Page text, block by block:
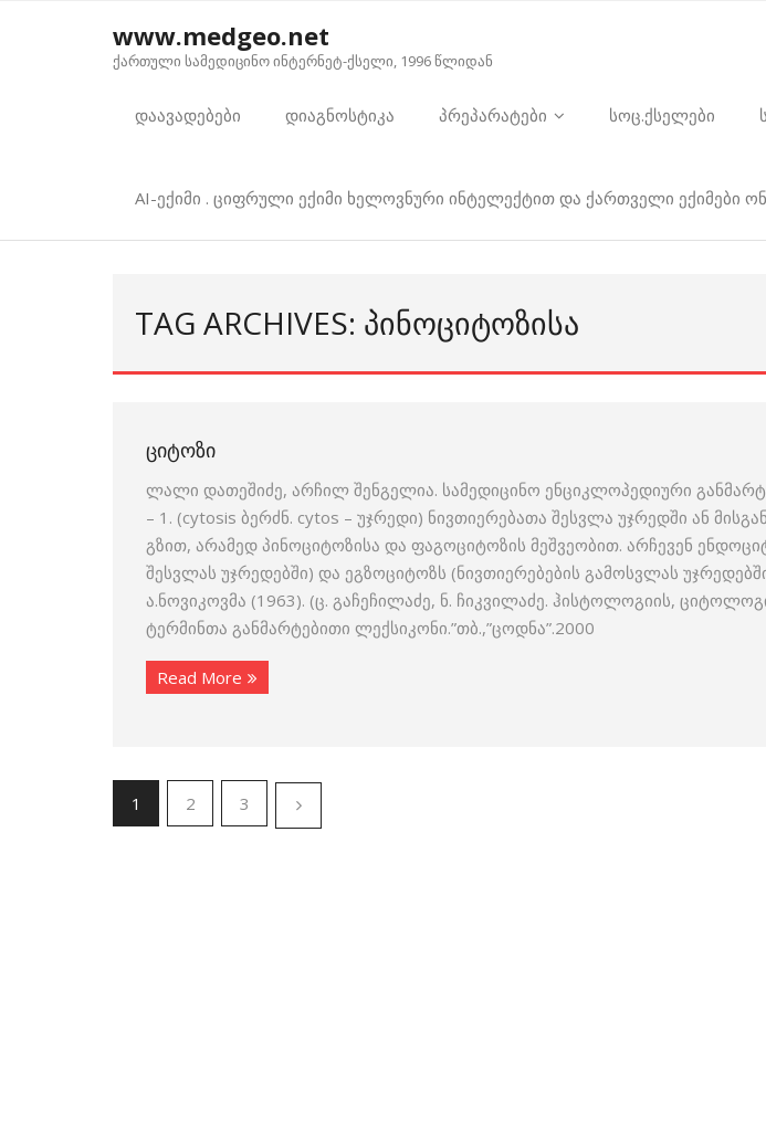
www.medgeo.net
ქართული სამედიცინო ინტერნეტ-ქსელი, 1996 წლიდან
დაავადებები დიაგნოსტიკა პრეპარატები სოც.ქსელები
AI-ექიმი . ციფრული ექიმი ხელოვნური ინტელექტით და ქართველი ექიმები
TAG ARCHIVES: ᲞᲘᲜᲝᲪᲘᲢᲝᲖᲘᲡᲐ
ᲪᲘᲢᲝᲖᲘ
ლალი დათეშიძე, არჩილ შენგელია. სამედიცინო ენციკლოპედიური
– 1. (cytosis ბერძნ. cytos – უჯრედი) ნივთიერებათა შესვლა უჯრედში ან
გზით, არამედ პინოციტოზისა და ფაგოციტოზის მეშვეობით. არჩევენ
შესვლას უჯრედებში) და ეგზოციტოზს (ნივთიერებების გამოსვლას
ა.ნოვიკოვმა (1963). (ც. გაჩეჩილაძე, ნ. ჩიკვილაძე. ჰისტოლოგიის,
ტერმინთა განმარტებითი ლექსიკონი.”თბ.,”ცოდნა”.2000
Read More
1 2 3